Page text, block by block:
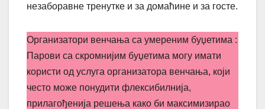
незаборавне тренутке и за домаћине и за госте.
Организатори венчања са умереним буџетима :
Парови са скромнијим буџетима могу имати
користи од услуга организатора венчања, који
често може понудити флексибилнија,
прилагођенија решења како би максимизирао